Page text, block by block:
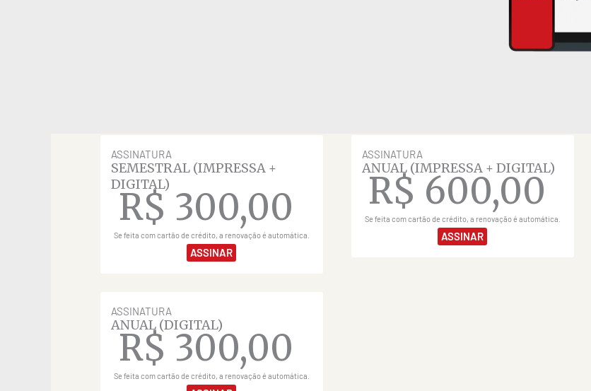
ASSINATURA
SEMESTRAL (IMPRESSA +
DIGITAL)
R$ 300,00
Se feita com cartão de crédito, a renovação é automática.
ASSINAR
ASSINATURA
ANUAL (IMPRESSA + DIGITAL)
R$ 600,00
Se feita com cartão de crédito, a renovação é automática.
ASSINAR
ASSINATURA
ANUAL (DIGITAL)
R$ 300,00
Se feita com cartão de crédito, a renovação é automática.